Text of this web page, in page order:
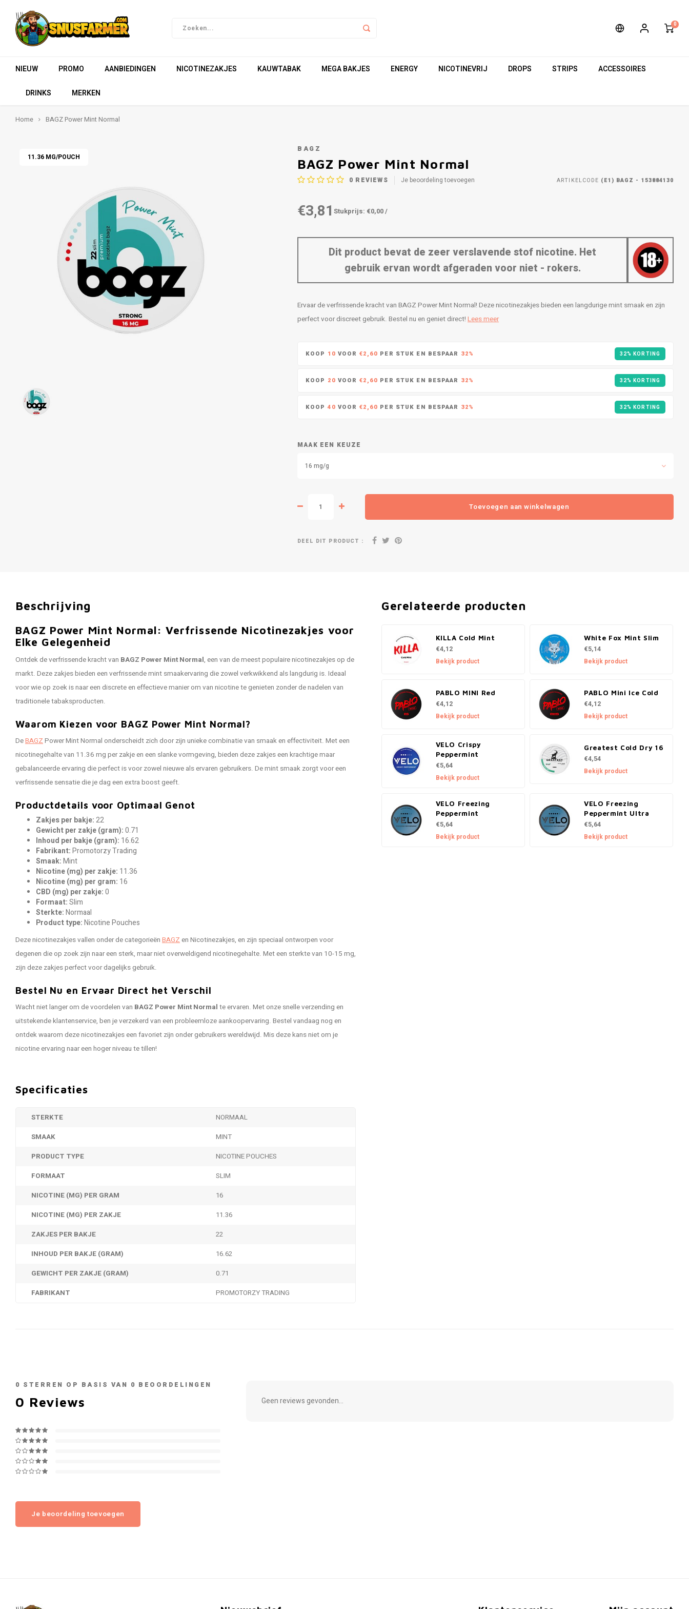
0
NIEUW PROMO AANBIEDINGEN NICOTINEZAKJES KAUWTABAK MEGA BAKJES ENERGY NICOTINEVRIJ DROPS STRIPS ACCESSOIRES
DRINKS MERKEN
Home BAGZ Power Mint Normal
11.36 MG/POUCH
BAGZ
BAGZ Power Mint Normal
0 REVIEWS Je beoordeling toevoegen ARTIKELCODE (E1) BAGZ - 153884130
€3,81 Stukprijs: €0,00 /
Dit product bevat de zeer verslavende stof nicotine. Het
gebruik ervan wordt afgeraden voor niet - rokers.
Ervaar de verfrissende kracht van BAGZ Power Mint Normal! Deze nicotinezakjes bieden een langdurige mint smaak en zijn
perfect voor discreet gebruik. Bestel nu en geniet direct!Lees meer
KOOP 10 VOOR €2,60 PER STUK EN BESPAAR 32% 32% KORTING
KOOP 20 VOOR €2,60 PER STUK EN BESPAAR 32% 32% KORTING
KOOP 40 VOOR €2,60 PER STUK EN BESPAAR 32% 32% KORTING
MAAK EEN KEUZE
16 mg/g
Toevoegen aan winkelwagen
DEEL DIT PRODUCT :
Beschrijving
BAGZ Power Mint Normal: Verfrissende Nicotinezakjes voor
Elke Gelegenheid
Ontdek de verfrissende kracht van BAGZ Power Mint Normal, een van de meest populaire nicotinezakjes op de
markt. Deze zakjes bieden een verfrissende mint smaakervaring die zowel verkwikkend als langdurig is. Ideaal
voor wie op zoek is naar een discrete en effectieve manier om van nicotine te genieten zonder de nadelen van
traditionele tabaksproducten.
Waarom Kiezen voor BAGZ Power Mint Normal?
DeBAGZPower Mint Normal onderscheidt zich door zijn unieke combinatie van smaak en effectiviteit. Met een
nicotinegehalte van 11.36 mg per zakje en een slanke vormgeving, bieden deze zakjes een krachtige maar
gebalanceerde ervaring die perfect is voor zowel nieuwe als ervaren gebruikers. De mint smaak zorgt voor een
verfrissende sensatie die je dag een extra boost geeft.
Productdetails voor Optimaal Genot
Zakjes per bakje:22
Gewicht per zakje (gram):0.71
Inhoud per bakje (gram): 16.62
Fabrikant:Promotorzy Trading
Smaak:Mint
Nicotine (mg) per zakje: 11.36
Nicotine (mg) per gram: 16
CBD (mg) per zakje:0
Formaat:Slim
Sterkte:Normaal
Product type:Nicotine Pouches
Deze nicotinezakjes vallen onder de categorieën BAGZen Nicotinezakjes, en zijn speciaal ontworpen voor
degenen die op zoek zijn naar een sterk, maar niet overweldigend nicotinegehalte. Met een sterkte van 10-15 mg,
zijn deze zakjes perfect voor dagelijks gebruik.
Bestel Nu en Ervaar Direct het Verschil
Wacht niet langer om de voordelen van BAGZ Power Mint Normal te ervaren. Met onze snelle verzending en
uitstekende klantenservice, ben je verzekerd van een probleemloze aankoopervaring. Bestel vandaag nog en
ontdek waarom deze nicotinezakjes een favoriet zijn onder gebruikers wereldwijd. Mis deze kans niet om je
nicotine ervaring naar een hoger niveau te tillen!
Specificaties
STERKTE
NORMAAL
SMAAK
MINT
PRODUCT TYPE
NICOTINE POUCHES
FORMAAT
SLIM
NICOTINE (MG) PER GRAM
16
NICOTINE (MG) PER ZAKJE
11.36
ZAKJES PER BAKJE
22
INHOUD PER BAKJE (GRAM)
16.62
GEWICHT PER ZAKJE (GRAM)
0.71
FABRIKANT
PROMOTORZY TRADING
Gerelateerde producten
KILLA Cold Mint
€4,12
Bekijk product
White Fox Mint Slim
€5,14
Bekijk product
PABLO MINI Red
€4,12
Bekijk product
PABLO Mini Ice Cold
€4,12
Bekijk product
VELO Crispy
Peppermint
€5,64
Bekijk product
Greatest Cold Dry 16
€4,54
Bekijk product
VELO Freezing
Peppermint
€5,64
Bekijk product
VELO Freezing
Peppermint Ultra
€5,64
Bekijk product
0 STERREN OP BASIS VAN 0 BEOORDELINGEN
0 Reviews
Je beoordeling toevoegen
Geen reviews gevonden...